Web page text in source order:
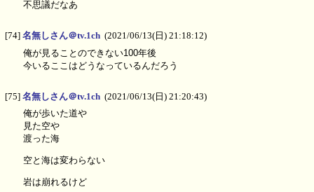
不思議だなあ
[74] 名無しさん＠tv.1ch (2021/06/13(日) 21:18:12)
俺が見ることのできない100年後
今いるここはどうなっているんだろう
[75] 名無しさん＠tv.1ch (2021/06/13(日) 21:20:43)
俺が歩いた道や
見た空や
渡った海
空と海は変わらない
岩は崩れるけど